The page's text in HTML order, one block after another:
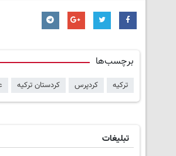
برچسب‌ها
ترکیه کردپرس کردستان ترکیه
تبلیغات